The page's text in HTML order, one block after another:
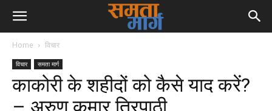
Home विचार
विचार समता मार्ग
काकोरी के शहीदों को कैसे याद करें?